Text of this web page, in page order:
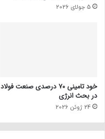
5 جولای 2026
خود تامینی ۷۰ درصدی صنعت فولاد
در بحث انرژی
24 ژوئن 2026